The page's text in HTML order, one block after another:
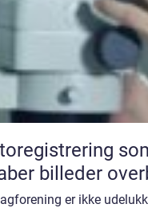
billeder
er ikke